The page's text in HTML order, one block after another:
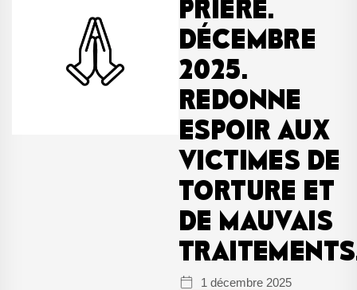
PRIÈRE.
DÉCEMBRE
2025.
REDONNE
ESPOIR AUX
VICTIMES DE
TORTURE ET
DE MAUVAIS
1 décembre 2025